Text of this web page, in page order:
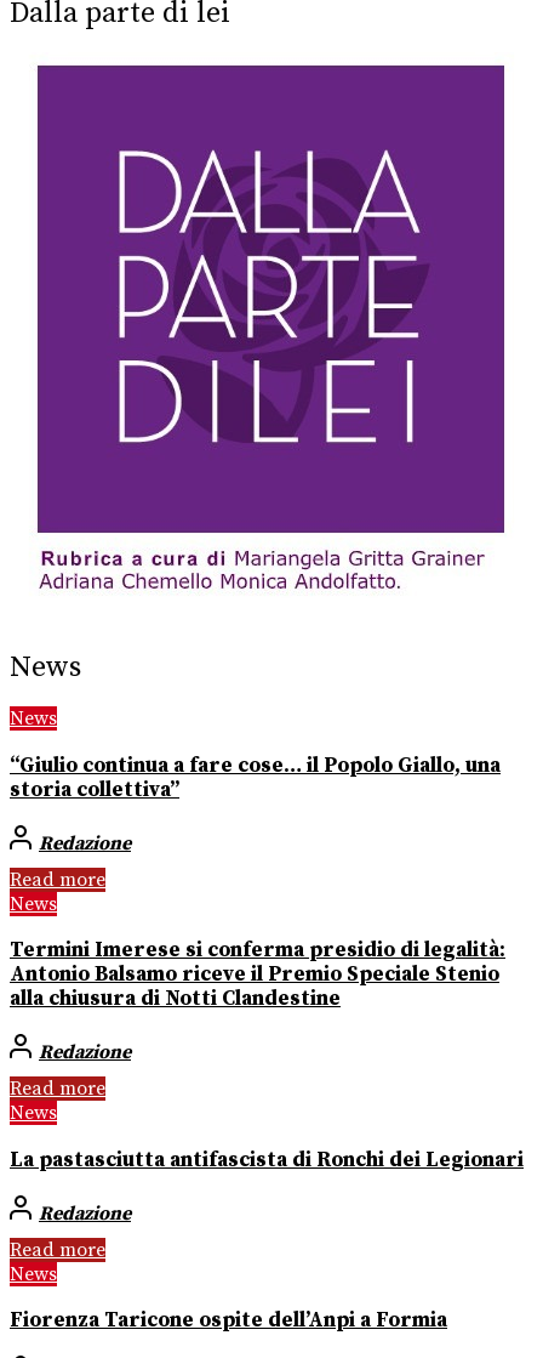
Dalla parte di lei
News
News
“Giulio continua a fare cose… il Popolo Giallo, una
storia collettiva”
Redazione
Read more
News
Termini Imerese si conferma presidio di legalità:
Antonio Balsamo riceve il Premio Speciale Stenio
alla chiusura di Notti Clandestine
Redazione
Read more
News
La pastasciutta antifascista di Ronchi dei Legionari
Redazione
Read more
News
Fiorenza Taricone ospite dell’Anpi a Formia